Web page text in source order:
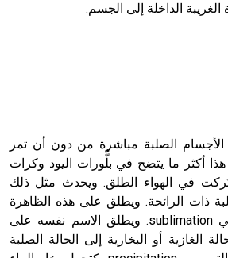
- هل تعلم أن الأبجدية الكنعانية تتألف من /22/ علامة كتابية
للعلامة الك
الغريبة الداخلة إلى الجسم.
الأجسام الصلبة مباشرة من دون أن تمر
هذا أكثر ما يتضح في بلُّورات اليود وكرات
تُركت في الهواء الطلق. ويحدث مثل ذلك
ذات الرائحة. ويطلق على هذه الظاهرة
اسم التصعُّد أو التسامي sublimation. ويطلق الاسم نفسه على
الغازية أو البخارية إلى الحالة الصلبة